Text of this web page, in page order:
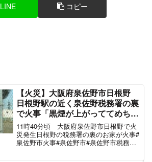
LINE コピー
【火災】大阪府泉佐野市日根野
日根野駅の近く泉佐野税務署の裏
で火事「黒煙が上がっててめちゃ
くちゃ消防車来てる、周辺道路が
一部通行止め」12月2日
11時40分頃 大阪府泉佐野市日根野で火
災発生日根野の税務署の裏のお家が火事#
泉佐野市火事#泉佐野市#泉佐野市税務署